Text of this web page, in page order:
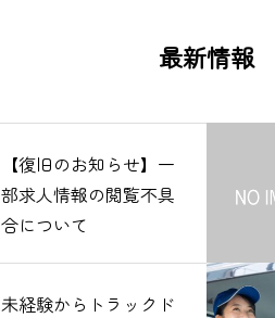
最新情報
【復旧のお知らせ】一
部求人情報の閲覧不具
合について
未経験からトラックド